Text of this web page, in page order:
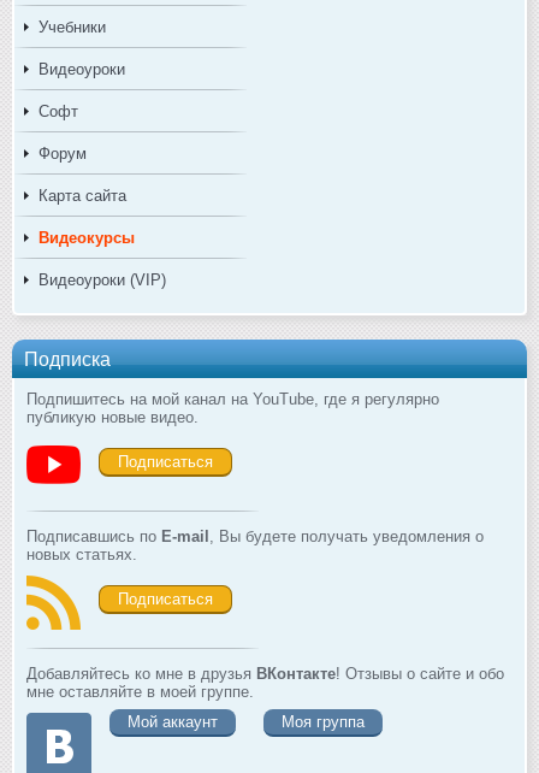
Учебники
Видеоуроки
Софт
Форум
Карта сайта
Видеокурсы
Видеоуроки (VIP)
Подписка
Подпишитесь на мой канал на YouTube, где я регулярно
публикую новые видео.
Подписаться
Подписавшись по E-mail , Вы будете получать уведомления о
новых статьях.
Подписаться
Добавляйтесь ко мне в друзья ВКонтакте! Отзывы о сайте и обо
мне оставляйте в моей группе.
Мой аккаунт
Моя группа